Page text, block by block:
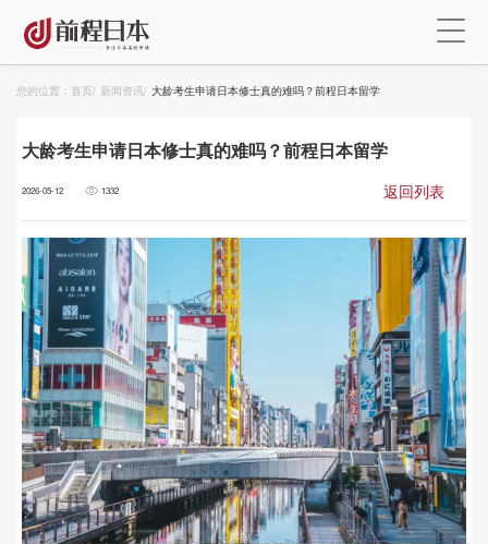
您的位置： 首页/ 新闻资讯/ 大龄考生申请日本修士真的难吗？前程日本留学
大龄考生申请日本修士真的难吗？前程日本留学
2026-05-12 1332 返回列表